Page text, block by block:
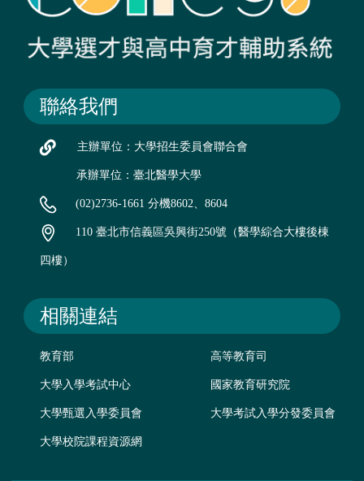
聯絡我們
主辦單位：大學招生委員會聯合會
承辦單位：臺北醫學大學
(02)2736-1661 分機8602、8604
110 臺北市信義區吳興街250號（醫學綜合大樓後棟
四樓）
相關連結
教育部 高等教育司
大學入學考試中心 國家教育研究院
大學甄選入學委員會 大學考試入學分發委員會
大學校院課程資源網